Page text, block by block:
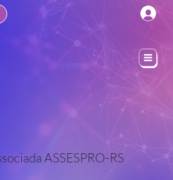
ASSESPRO-RS